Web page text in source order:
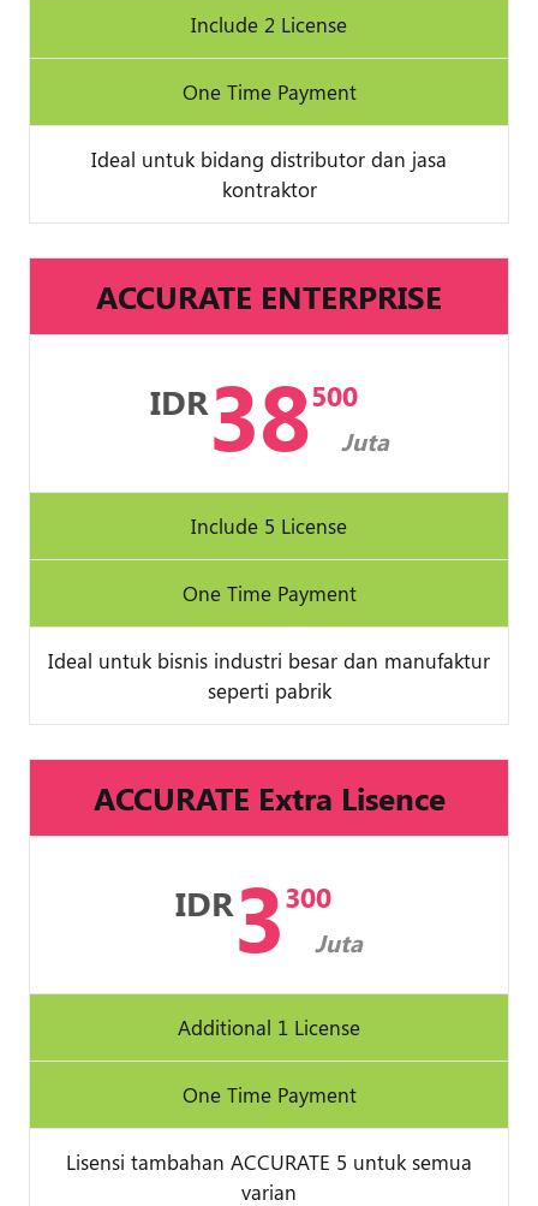
Include 2 License
One Time Payment
Ideal untuk bidang distributor dan jasa
kontraktor
ACCURATE ENTERPRISE
IDR38500
Juta
Include 5 License
One Time Payment
Ideal untuk bisnis industri besar dan manufaktur
seperti pabrik
ACCURATE Extra Lisence
IDR3300
Juta
Additional 1 License
One Time Payment
Lisensi tambahan ACCURATE 5 untuk semua
varian